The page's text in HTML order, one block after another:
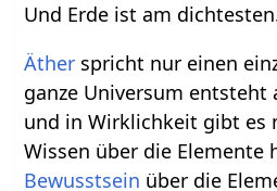
Und Erde ist am
Äther spricht nur einen
ganze Universum entsteht
und in Wirklichkeit gibt es
Wissen über die Elemente
Bewusstsein über die